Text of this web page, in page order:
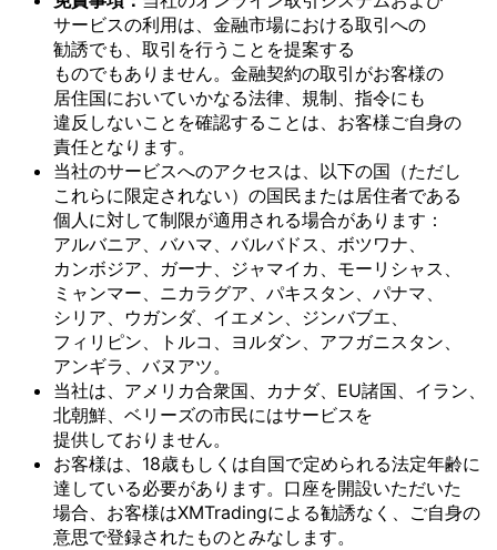
サービスの利用は、 金融市場における取引への
勧誘でも、 取引を行う ことを提案する
ものでもありません。 金融契約の取引がお客様の
居住国においていかなる法律、 規制、 指令にも
違反しないことを確認する ことは、 お客様ご自身の
責任と なります。
当社のサービスへのアクセスは、 以下の国 （ただし
これらに限定されない）の国民または居住者である
個人に対して制限が適用される場合があります：
アルバニア、 バハマ、 バルバドス、 ボツワナ、
カンボジア、 ガーナ、 ジャマイカ、 モーリシャス、
ミャンマー、 ニカラグア、 パキスタン、 パナマ、
シリア、 ウガンダ、 イエメン、 ジンバブエ、
フィリピン、
トルコ、 ヨルダン、 アフガニスタン、
アンギラ、 バヌアツ。
当社は、 アメリカ合衆国、 カナダ、 EU諸国、 イラン、
北朝鮮、 ベリーズの市民にはサービスを
提供しておりません。
お客様は、 18歳も しくは自国で定められる法定年齢に
達している必要があります。 口座を開設いただいた
場合、 お客様はXMTradingによる勧誘なく、 ご自身の
意思で登録された ものとみなします。